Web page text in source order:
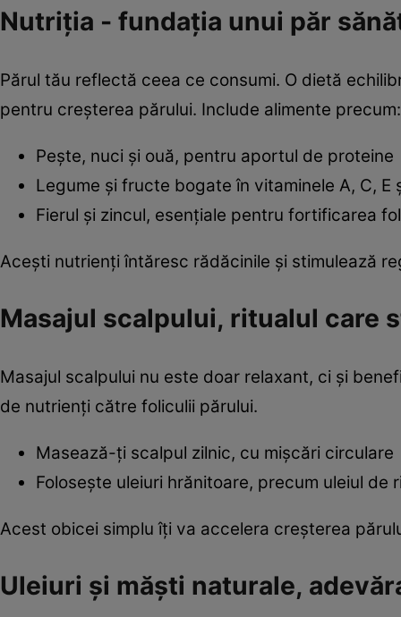
Nutriția - fundația unui păr
Părul tău reflectă ceea ce consumi. O dietă
pentru creșterea părului. Include alimente precum:
Pește, nuci și ouă, pentru aportul de proteine
Legume și fructe bogate în vitaminele A, C, E
Fierul și zincul, esențiale pentru fortificarea
Acești nutrienți întăresc rădăcinile și stimulează
Masajul scalpului, ritualul care
Masajul scalpului nu este doar relaxant, ci și
de nutrienți către foliculii părului.
Masează-ți scalpul zilnic, cu mișcări circulare
Folosește uleiuri hrănitoare, precum uleiul de
Acest obicei simplu îți va accelera creșterea
Uleiuri și măști naturale,